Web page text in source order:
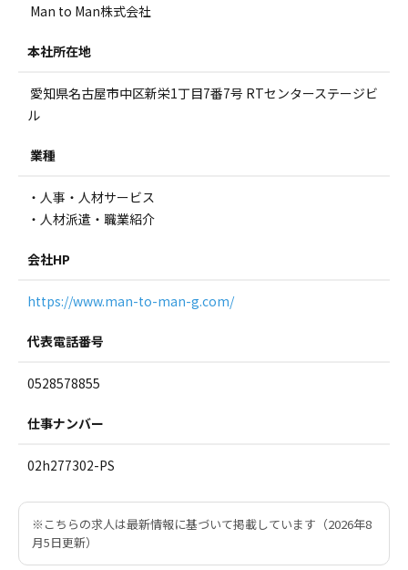
Man to Man株式会社
本社所在地
愛知県名古屋市中区新栄1丁目7番7号 RTセンターステージビ
ル
業種
・人事・人材サービス
・人材派遣・職業紹介
会社HP
https://www.man-to-man-g.com/
代表電話番号
0528578855
仕事ナンバー
02h277302-PS
※こちらの求人は最新情報に基づいて掲載しています（2026年8
月5日更新）